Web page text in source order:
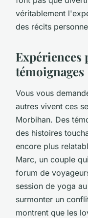
véritablement
des récits
Expériences
témoignages
Vous vous
autres vivent ces
Morbihan. Des
des histoires
encore plus
Marc, un couple
forum de
session de yoga
surmonter un
montrent que les